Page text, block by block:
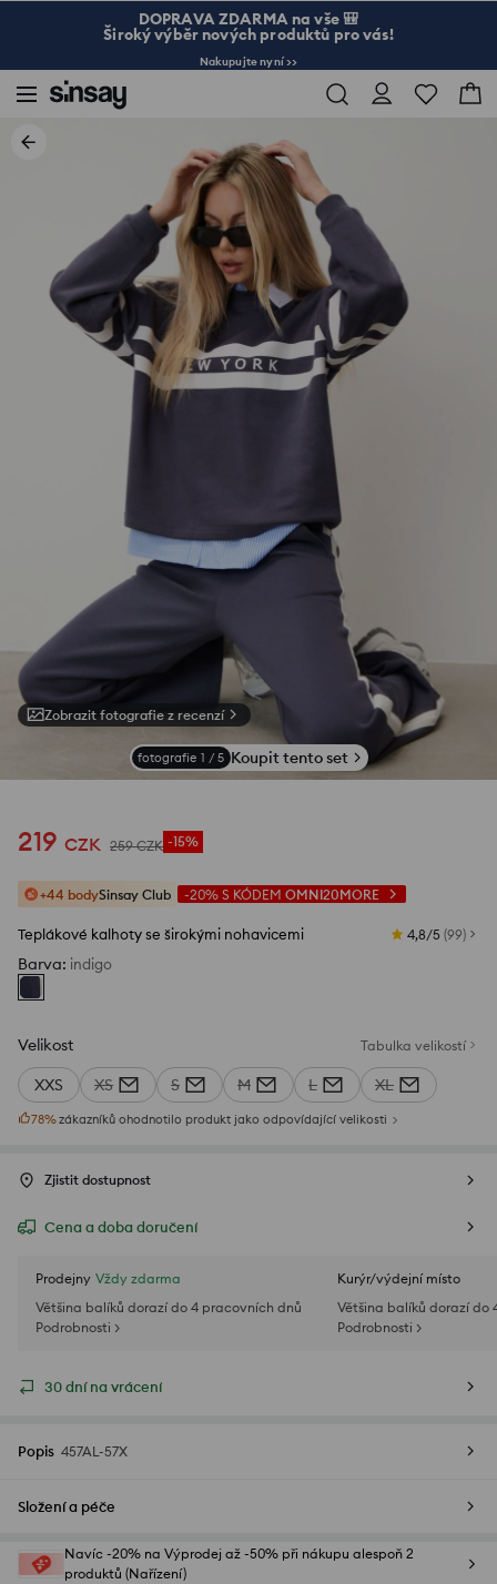
DOPRAVA ZDARMA na vše 🎒
Široký výběr nových produktů pro vás!
Nakupujte nyní >>
Zobrazit fotografie z recenzí
fotografie 1 / 5 Koupit tento set
219 CZK 259 CZK -15%
+44 bodySinsay Club -20% S KÓDEM OMNI20MORE
Teplákové kalhoty se širokými nohavicemi 4,8/5 (99)
Barva: indigo
Velikost Tabulka velikostí
XXS XS S M L XL
78%zákazníků ohodnotilo produkt jako odpovídající velikosti
Zjistit dostupnost
Cena a doba doručení
Prodejny Vždy zdarma
Většina balíků dorazí do 4 pracovních dnů
Podrobnosti >
Kurýr/výdejní místo
Většina balíků dorazí do
Podrobnosti >
30 dní na vrácení
Popis 457AL-57X
Složení a péče
Navíc -20% na Výprodej až -50% při nákupu alespoň 2
produktů (Nařízení)